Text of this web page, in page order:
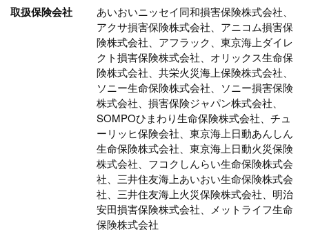
取扱保険会社
あいおいニッセイ同和損害保険株式会社、
アクサ損害保険株式会社、アニコム損害保
険株式会社、アフラック、東京海上ダイレ
クト損害保険株式会社、オリックス生命保
険株式会社、共栄火災海上保険株式会社、
ソニー生命保険株式会社、ソニー損害保険
株式会社、損害保険ジャパン株式会社、
SOMPOひまわり生命保険株式会社、チュ
ーリッヒ保険会社、東京海上日動あんしん
生命保険株式会社、東京海上日動火災保険
株式会社、フコクしんらい生命保険株式会
社、三井住友海上あいおい生命保険株式会
社、三井住友海上火災保険株式会社、明治
安田損害保険株式会社、メットライフ生命
保険株式会社